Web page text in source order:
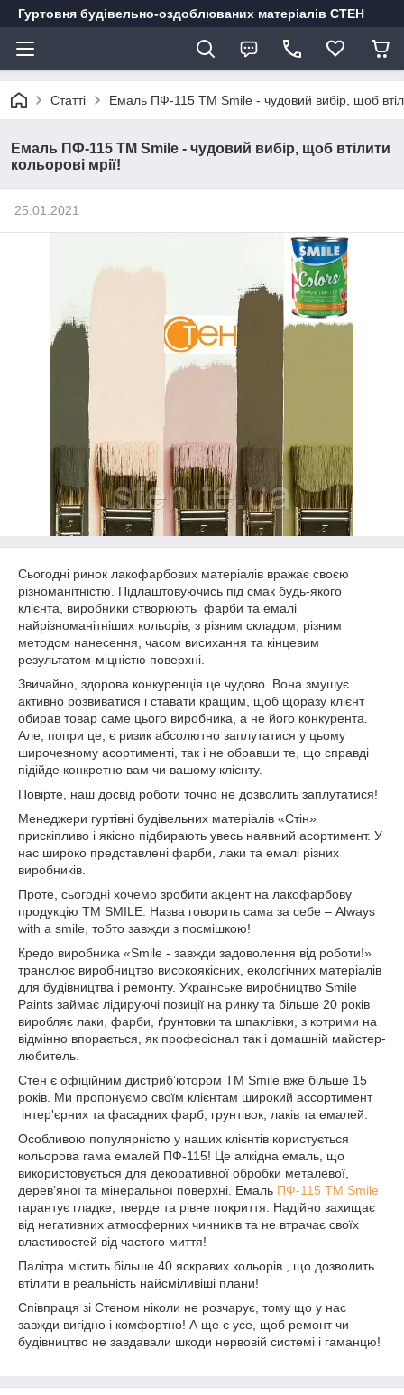
Гуртовня будівельно-оздоблюваних матеріалів СТЕН
Статті Емаль ПФ-115 ТМ Smile - чудовий вибір, щоб
Емаль ПФ-115 ТМ Smile - чудовий вибір, щоб втілити
кольорові мрії!
25.01.2021
Сьогодні ринок лакофарбових матеріалів вражає своєю
різноманітністю. Підлаштовуючись під смак будь-якого
клієнта, виробники створюють фарби та емалі
найрізноманітніших кольорів, з різним складом, різним
методом нанесення, часом висихання та кінцевим
результатом-міцністю поверхні.
Звичайно, здорова конкуренція це чудово. Вона змушує
активно розвиватися і ставати кращим, щоб щоразу клієнт
обирав товар саме цього виробника, а не його конкурента.
Але, попри це, є ризик абсолютно заплутатися у цьому
широчезному асортименті, так і не обравши те, що справді
підійде конкретно вам чи вашому клієнту.
Повірте, наш досвід роботи точно не дозволить заплутатися!
Менеджери гуртівні будівельних матеріалів «Стін»
прискіпливо і якісно підбирають увесь наявний асортимент. У
нас широко представлені фарби, лаки та емалі різних
виробників.
Проте, сьогодні хочемо зробити акцент на лакофарбову
продукцію ТМ SMILE. Назва говорить сама за себе – Always
with a smile, тобто завжди з посмішкою!
Кредо виробника «Smile - завжди задоволення від роботи!»
транслює виробництво високоякісних, екологічних матеріалів
для будівництва і ремонту. Українське виробництво Smile
Paints займає лідируючі позиції на ринку та більше 20 років
виробляє лаки, фарби, ґрунтовки та шпаклівки, з котрими на
відмінно впорається, як професіонал так і домашній майстер-
любитель.
Стен є офіційним дистриб’ютором ТМ Smile вже більше 15
років. Ми пропонуємо своїм клієнтам широкий ассортимент
інтер'єрних та фасадних фарб, грунтівок, лаків та емалей.
Особливою популярністю у наших клієнтів користується
кольорова гама емалей ПФ-115! Це алкідна емаль, що
використовується для декоративної обробки металевої,
дерев’яної та мінеральної поверхні. Емаль ПФ-115 ТМ Smile
гарантує гладке, тверде та рівне покриття. Надійно захищає
від негативних атмосферних чинників та не втрачає своїх
властивостей від частого миття!
Палітра містить більше 40 яскравих кольорів , що дозволить
втілити в реальність найсміливіші плани!
Співпраця зі Стеном ніколи не розчарує, тому що у нас
завжди вигідно і комфортно! А ще є усе, щоб ремонт чи
будівництво не завдавали шкоди нервовій системі і гаманцю!